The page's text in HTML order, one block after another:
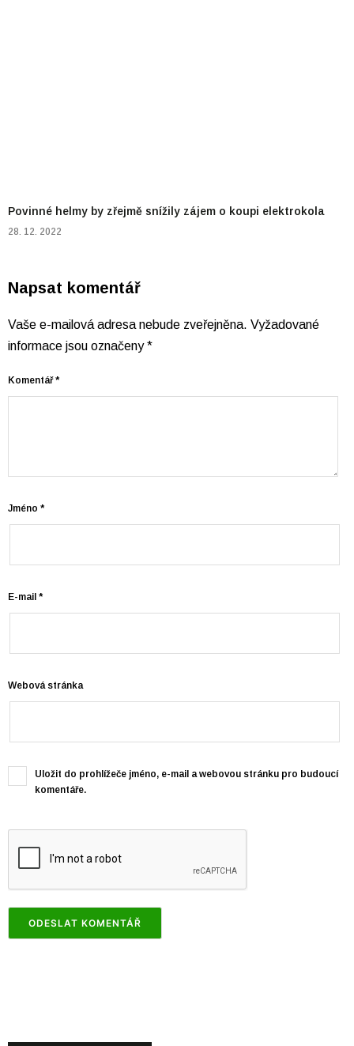
Povinné helmy by zřejmě snížily zájem o koupi elektrokola
28. 12. 2022
Napsat komentář
Vaše e-mailová adresa nebude zveřejněna. Vyžadované
informace jsou označeny*
Komentář*
Jméno *
E-mail *
Webová stránka
Uložit do prohlížeče jméno, e-mail a webovou stránku pro budoucí
komentáře.